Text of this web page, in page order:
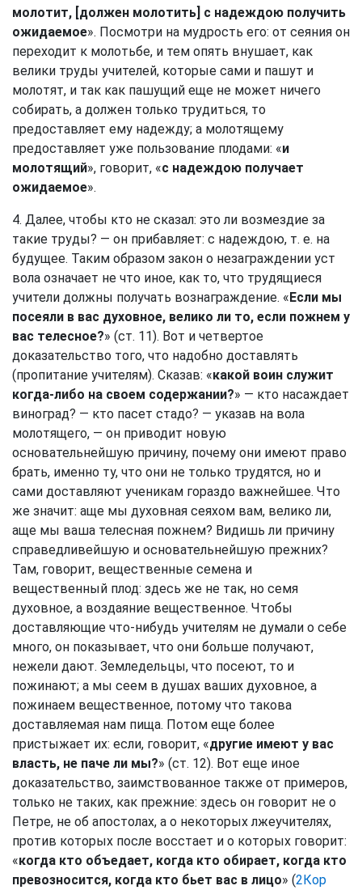
молотит, [должен молотить] с надеждою получить
ожидаемое». Посмотри на мудрость его: от сеяния он
переходит к молотьбе, и тем опять внушает, как
велики труды учителей, которые сами и пашут и
молотят, и так как пашущий еще не может ничего
собирать, а должен только трудиться, то
предоставляет ему надежду; а молотящему
предоставляет уже пользование плодами: «и
молотящий», говорит, «с надеждою получает
ожидаемое».
4. Далее, чтобы кто не сказал: это ли возмездие за
такие труды? — он прибавляет: с надеждою, т. е. на
будущее. Таким образом закон о незаграждении уст
вола означает не что иное, как то, что трудящиеся
учители должны получать вознаграждение. «Если мы
посеяли в вас духовное, велико ли то, если пожнем у
вас телесное?» (ст. 11). Вот и четвертое
доказательство того, что надобно доставлять
(пропитание учителям). Сказав: «какой воин служит
когда-либо на своем содержании?» — кто насаждает
виноград? — кто пасет стадо? — указав на вола
молотящего, — он приводит новую
основательнейшую причину, почему они имеют право
брать, именно ту, что они не только трудятся, но и
сами доставляют ученикам гораздо важнейшее. Что
же значит: аще мы духовная сеяхом вам, велико ли,
аще мы ваша телесная пожнем? Видишь ли причину
справедливейшую и основательнейшую прежних?
Там, говорит, вещественные семена и
вещественный плод: здесь же не так, но семя
духовное, а воздаяние вещественное. Чтобы
доставляющие что-нибудь учителям не думали о себе
много, он показывает, что они больше получают,
нежели дают. Земледельцы, что посеют, то и
пожинают; а мы сеем в душах ваших духовное, а
пожинаем вещественное, потому что такова
доставляемая нам пища. Потом еще более
пристыжает их: если, говорит, «другие имеют у вас
власть, не паче ли мы?» (ст. 12). Вот еще иное
доказательство, заимствованное также от примеров,
только не таких, как прежние: здесь он говорит не о
Петре, не об апостолах, а о некоторых лжеучителях,
против которых после восстает и о которых говорит:
«когда кто объедает, когда кто обирает, когда кто
превозносится, когда кто бьет вас в лицо» (2Кор